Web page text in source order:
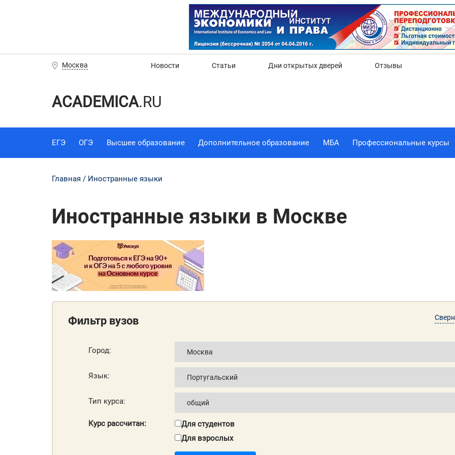
Москва Новости Статьи Дни открытых дверей Отзывы
ACADEMICA.RU
ЕГЭ ОГЭ Высшее образование Дополнительное образование МБА Профессиональные курсы
Главная Иностранные языки
Иностранные языки в Москве
Фильтр вузов
Город:
Язык:
Тип курса:
Курс рассчитан:
Для студентов
Для взрослых
Нет